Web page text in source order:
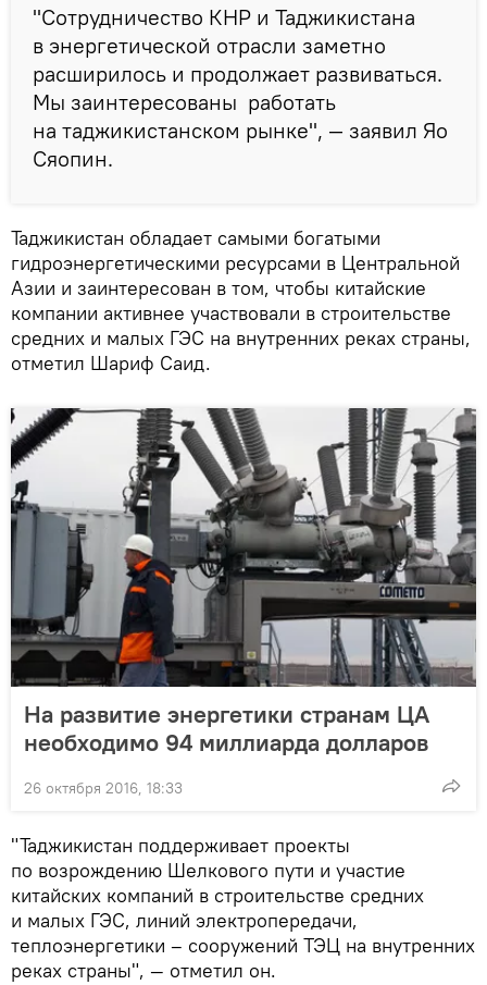
"Сотрудничество КНР и Таджикистана
в энергетической отрасли заметно
расширилось и продолжает развиваться.
Мы заинтересованы работать
на таджикистанском рынке", — заявил Яо
Сяопин.
Таджикистан обладает самыми богатыми
гидроэнергетическими ресурсами в Центральной
Азии и заинтересован в том, чтобы китайские
компании активнее участвовали в строительстве
средних и малых ГЭС на внутренних реках страны,
отметил Шариф Саид.
На развитие энергетики странам ЦА
необходимо 94 миллиарда долларов
26 октября 2016, 18:33
"Таджикистан поддерживает проекты
по возрождению Шелкового пути и участие
китайских компаний в строительстве средних
и малых ГЭС, линий электропередачи,
теплоэнергетики – сооружений ТЭЦ на внутренних
реках страны", — отметил он.